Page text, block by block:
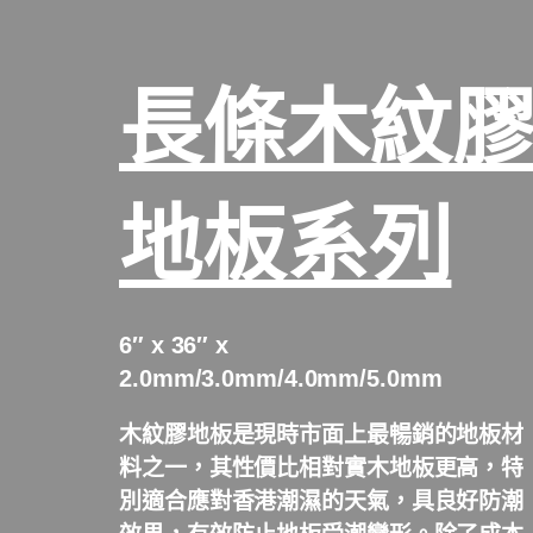
長條木紋
地板系列
6″ x 36″ x
2.0mm/3.0mm/4.0mm/5.0mm
木紋膠地板是現時市面上最暢銷的地板材
料之一，其性價比相對實木地板更高，特
別適合應對香港潮濕的天氣，具良好防潮